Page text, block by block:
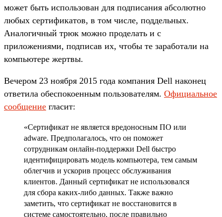
может быть использован для подписания абсолютно
любых сертификатов, в том числе, поддельных.
Аналогичный трюк можно проделать и с
приложениями, подписав их, чтобы те заработали на
компьютере жертвы.
Вечером 23 ноября 2015 года компания Dell наконец
ответила обеспокоенным пользователям. Официальное
сообщение гласит:
«Сертификат не является вредоносным ПО или
adware. Предполагалось, что он поможет
сотрудникам онлайн-поддержки Dell быстро
идентифицировать модель компьютера, тем самым
облегчив и ускорив процесс обслуживания
клиентов. Данный сертификат не использовался
для сбора каких-либо данных. Также важно
заметить, что сертификат не восстановится в
системе самостоятельно, после правильно